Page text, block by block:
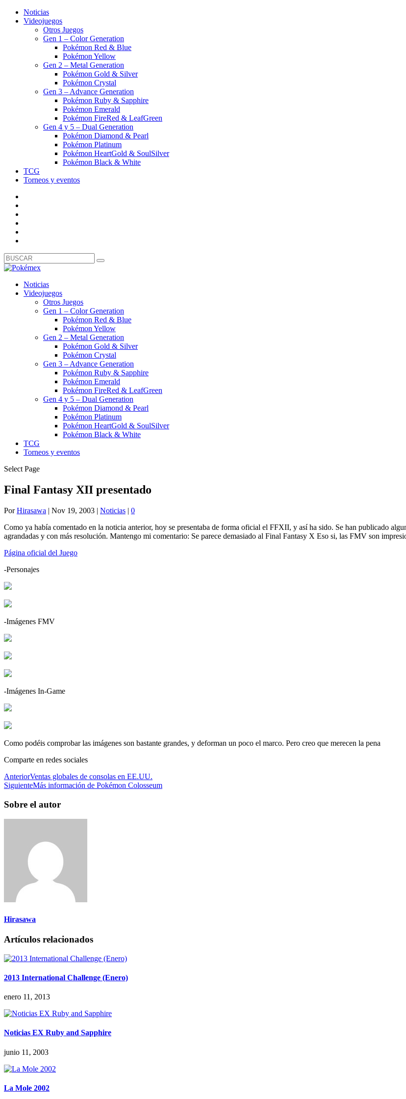
Noticias
Videojuegos
Otros Juegos
Gen 1 – Color Generation
Pokémon Red & Blue
Pokémon Yellow
Gen 2 – Metal Generation
Pokémon Gold & Silver
Pokémon Crystal
Gen 3 – Advance Generation
Pokémon Ruby & Sapphire
Pokémon Emerald
Pokémon FireRed & LeafGreen
Gen 4 y 5 – Dual Generation
Pokémon Diamond & Pearl
Pokémon Platinum
Pokémon HeartGold & SoulSilver
Pokémon Black & White
TCG
Torneos y eventos
Noticias
Videojuegos
Otros Juegos
Gen 1 – Color Generation
Pokémon Red & Blue
Pokémon Yellow
Gen 2 – Metal Generation
Pokémon Gold & Silver
Pokémon Crystal
Gen 3 – Advance Generation
Pokémon Ruby & Sapphire
Pokémon Emerald
Pokémon FireRed & LeafGreen
Gen 4 y 5 – Dual Generation
Pokémon Diamond & Pearl
Pokémon Platinum
Pokémon HeartGold & SoulSilver
Pokémon Black & White
TCG
Torneos y eventos
Select Page
Final Fantasy XII presentado
PorHirasawa | Nov 19, 2003 | Noticias | 0
Como ya había comentado en la noticia anterior, hoy se presentaba de forma oficial el FFXII, y así ha sido. Se han publicado
agrandadas y con más resolución. Mantengo mi comentario: Se parece demasiado al Final Fantasy X Eso si, las FMV son
Página oficial del Juego
-Personajes
-Imágenes FMV
-Imágenes In-Game
Como podéis comprobar las imágenes son bastante grandes, y deforman un poco el marco. Pero creo que merecen la pena
Comparte en redes sociales
AnteriorVentas globales de consolas en EE.UU.
SiguienteMás información de Pokémon Colosseum
Sobre el autor
Hirasawa
Artículos relacionados
2013 International Challenge (Enero)
enero 11, 2013
Noticias EX Ruby and Sapphire
junio 11, 2003
La Mole 2002